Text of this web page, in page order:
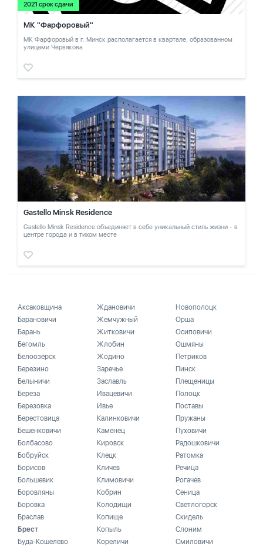
2021 срок сдачи
МК "Фарфоровый"
МК Фарфоровый в г. Минск располагается в квартале, образованном
улицами Червякова
Gastello Minsk Residence
Gastello Minsk Residence объединяет в себе уникальный стиль жизни - в
центре города и в тихом месте
Аксаковщина
Барановичи
Барань
Бегомль
Белоозёрск
Березино
Белыничи
Береза
Березовка
Берестовица
Бешенковичи
Болбасово
Бобруйск
Борисов
Большевик
Боровляны
Боровка
Браслав
Брест
Буда-Кошелево
Ждановичи
Жемчужный
Житковичи
Жлобин
Жодино
Заречье
Заславль
Ивацевичи
Ивье
Калинковичи
Каменец
Кировск
Клецк
Кличев
Климовичи
Кобрин
Колодищи
Копище
Копыль
Кореличи
Новополоцк
Орша
Осиповичи
Ошмяны
Петриков
Пинск
Плещеницы
Полоцк
Поставы
Пружаны
Пуховичи
Радошковичи
Ратомка
Речица
Рогачев
Сеница
Светлогорск
Скидель
Слоним
Смиловичи